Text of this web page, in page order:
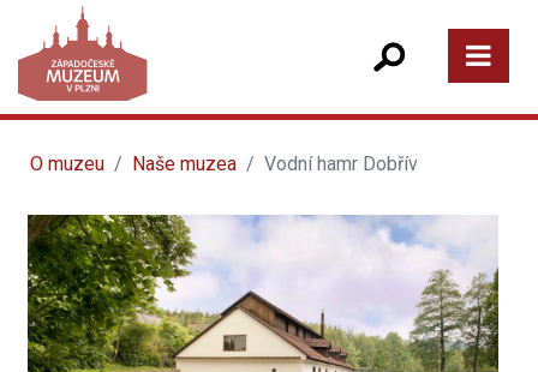
O muzeu Naše muzea Vodní hamr Dobřív